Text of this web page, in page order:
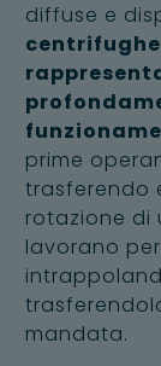
diffuse e
prime
trasferendo
rotazione di
lavorano
mandata.